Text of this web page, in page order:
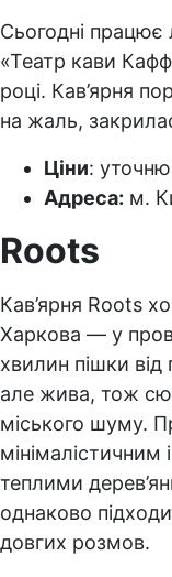
Сьогодні
«Театр кави
році. Кав’ярня
на жаль,
Ціни:
Адреса: м.
Roots
Кав’ярня Roots
Харкова — у
хвилин пішки від
але жива, тож
міського шуму.
мінімалістичним
теплими
однаково
довгих розмов.